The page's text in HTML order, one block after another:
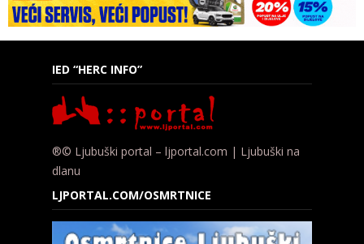
IED “HERC INFO”
®© Ljubuški portal – ljportal.com | Ljubuški na
dlanu
LJPORTAL.COM/OSMRTNICE